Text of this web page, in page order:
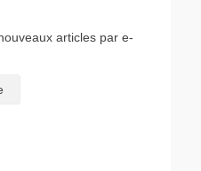
articles par e-